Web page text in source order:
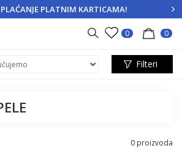
SE PLATNIM KARTICAMA!
0 0
Filteri
0 proizvoda